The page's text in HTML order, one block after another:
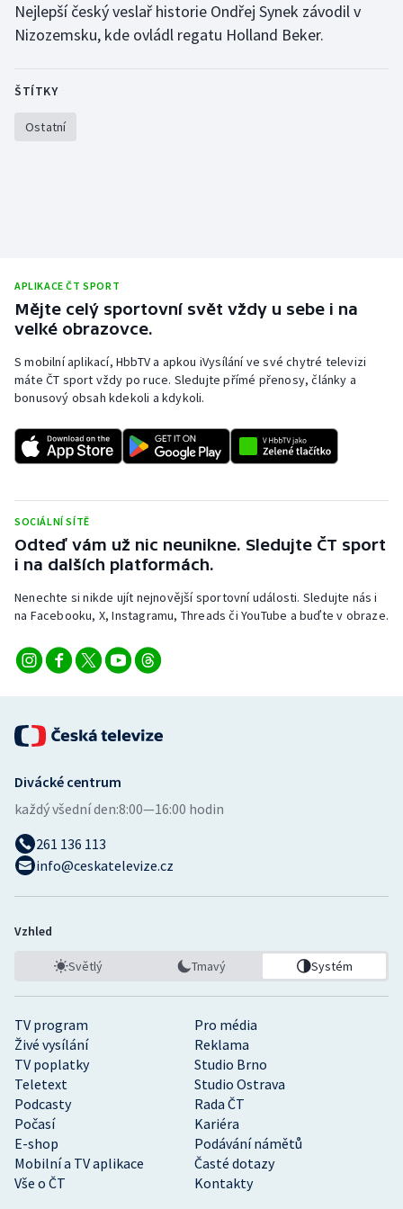
Olympijské hry
Rychlostní kanoistika
Short track
Sportovní střelba
Triatlon
Veslování
Vodní slalom
Volejbal
Nejlepší český veslař historie Ondřej Synek závodil v
Nizozemsku, kde ovládl regatu Holland Beker.
ŠTÍTKY
Ostatní
APLIKACE ČT SPORT
Mějte celý sportovní svět vždy u sebe i na
velké obrazovce.
S mobilní aplikací, HbbTV a apkou iVysílání ve své chytré televizi
máte ČT sport vždy po ruce. Sledujte přímé přenosy, články a
bonusový obsah kdekoli a kdykoli.
SOCIÁLNÍ SÍTĚ
Odteď vám už nic neunikne. Sledujte ČT sport
i na dalších platformách.
Nenechte si nikde ujít nejnovější sportovní události. Sledujte nás i
na Facebooku, X, Instagramu, Threads či YouTube a buďte v obraze.
TV program
Pro média
Živé vysílání
Reklama
TV poplatky
Studio Brno
Teletext
Studio Ostrava
Podcasty
Rada ČT
Počasí
Kariéra
E-shop
Podávání námětů
Mobilní a TV aplikace
Časté dotazy
Vše o ČT
Kontakty
Divácké centrum
každý všední den:8:00—16:00 hodin
261 136 113
info@ceskatelevize.cz
Vzhled
Světlý Tmavý Systém